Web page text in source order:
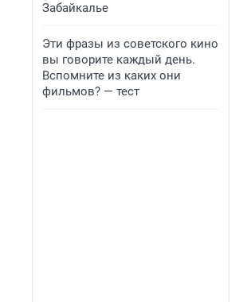
Забайкалье
Эти фразы из советского кино
вы говорите каждый день.
Вспомните из каких они
фильмов? — тест